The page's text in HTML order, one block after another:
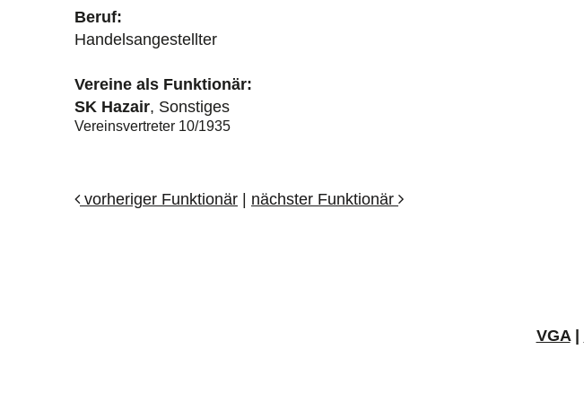
Beruf:
Handelsangestellter
Vereine als Funktionär:
SK Hazair, Sonstiges
Vereinsvertreter 10/1935
vorheriger Funktionär nächster Funktionär
VGA|